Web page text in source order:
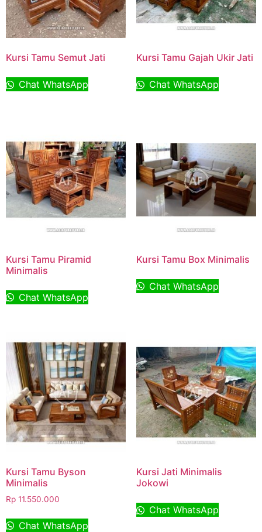
Kursi Tamu Semut Jati
Chat WhatsApp
Kursi Tamu Gajah Ukir Jati
Chat WhatsApp
Kursi Tamu Piramid
Minimalis
Chat WhatsApp
Kursi Tamu Box Minimalis
Chat WhatsApp
Kursi Tamu Byson
Minimalis
Rp 11.550.000
Chat WhatsApp
Kursi Jati Minimalis
Jokowi
Chat WhatsApp